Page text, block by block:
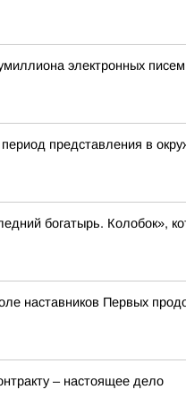
электронных
представления в
богатырь. Колобок»,
наставников Первых
– настоящее дело